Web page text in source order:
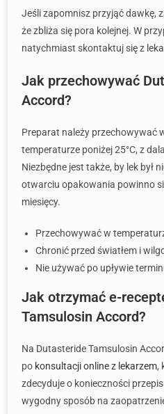
Jeśli zapomnisz przyjąć dawkę,
że zbliża się pora kolejnej. W
natychmiast skontaktuj się z
Jak przechowywać
Accord?
Preparat należy przechowywać
temperaturze poniżej 25°C, z
Niezbędne jest także, by lek był
otwarciu opakowania powinno
miesięcy.
Przechowywać w
Chronić przed światłem i
Nie używać po upływie
Jak otrzymać e-
Tamsulosin Accord?
Na Dutasteride Tamsulosin
po konsultacji online z lekarzem,
zdecyduje o konieczności
wygodny sposób na